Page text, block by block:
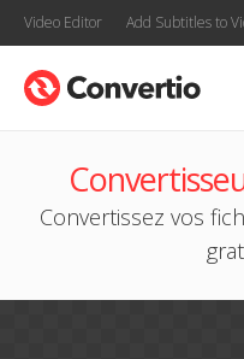
Video Editor Add Subtitles to
Convertissez vos